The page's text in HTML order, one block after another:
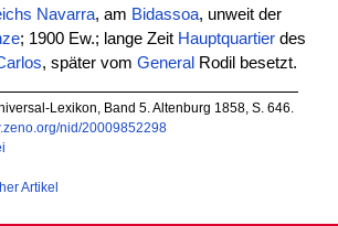
Navarra, am Bidassoa, unweit der
; 1900 Ew.; lange Zeit Hauptquartierdes
, später vom General Rodil besetzt.
Lexikon, Band 5. Altenburg 1858, S. 646.
nid/20009852298
Artikel